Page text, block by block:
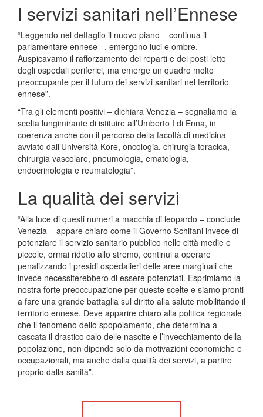
I servizi sanitari nell’Ennese
“Leggendo nel dettaglio il nuovo piano – continua il
parlamentare ennese –, emergono luci e ombre.
Auspicavamo il rafforzamento dei reparti e dei posti letto
degli ospedali periferici, ma emerge un quadro molto
preoccupante per il futuro dei servizi sanitari nel territorio
ennese”.
“Tra gli elementi positivi – dichiara Venezia – segnaliamo la
scelta lungimirante di istituire all’Umberto I di Enna, in
coerenza anche con il percorso della facoltà di medicina
avviato dall’Università Kore, oncologia, chirurgia toracica,
chirurgia vascolare, pneumologia, ematologia,
endocrinologia e reumatologia”.
La qualità dei servizi
“Alla luce di questi numeri a macchia di leopardo – conclude
Venezia – appare chiaro come il Governo Schifani invece di
potenziare il servizio sanitario pubblico nelle città medie e
piccole, ormai ridotto allo stremo, continui a operare
penalizzando i presidi ospedalieri delle aree marginali che
invece necessiterebbero di essere potenziati. Esprimiamo la
nostra forte preoccupazione per queste scelte e siamo pronti
a fare una grande battaglia sul diritto alla salute mobilitando il
territorio ennese. Deve apparire chiaro alla politica regionale
che il fenomeno dello spopolamento, che determina a
cascata il drastico calo delle nascite e l’invecchiamento della
popolazione, non dipende solo da motivazioni economiche e
occupazionali, ma anche dalla qualità dei servizi, a partire
proprio dalla sanità”.